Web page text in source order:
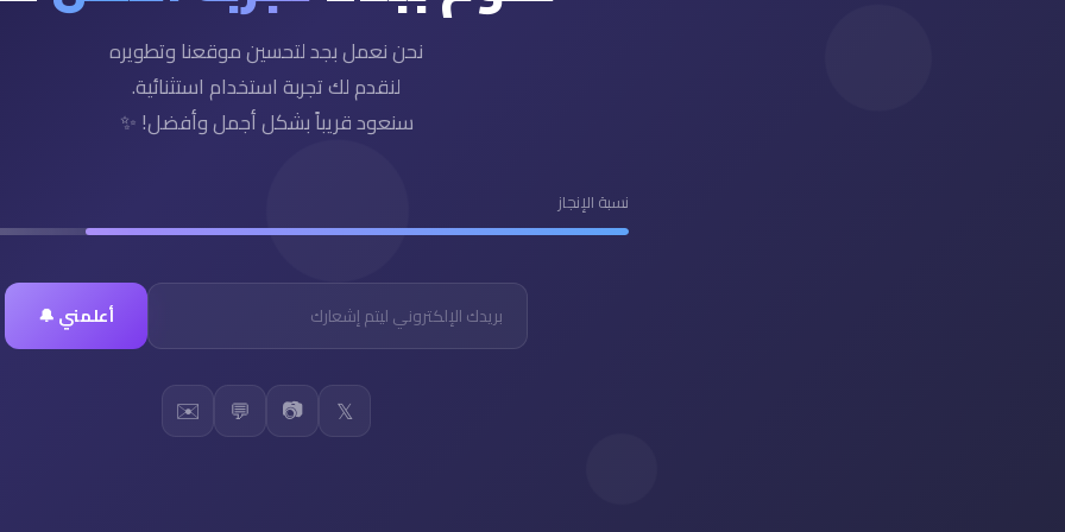
نحن نعمل بجد لتحسين موقعنا وتطويره
لنقدم لك تجربة استخدام استثنائية.
سنعود قريباً بشكل أجمل وأفضل! ✨
نسبة الإنجاز
أعلمني 🔔
𝕏
📷
💬
✉️